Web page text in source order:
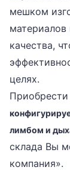
мешком
материалов
качества,
целях.
Приобрести
лимбом и
склада Вы
компания».